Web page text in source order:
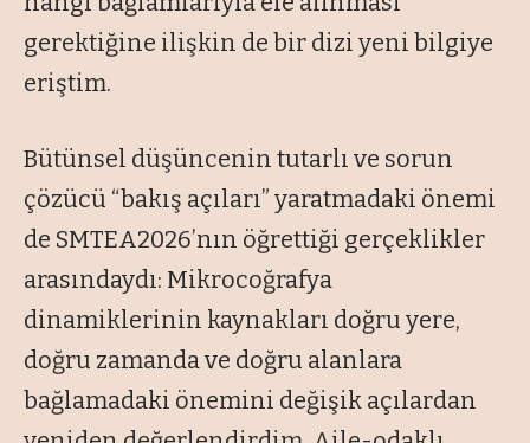
gerektiğine ilişkin de bir dizi yeni bilgiye
eriştim.
Bütünsel düşüncenin tutarlı ve sorun
çözücü “bakış açıları” yaratmadaki önemi
de SMTEA2026’nın öğrettiği gerçeklikler
arasındaydı: Mikrocoğrafya
dinamiklerinin kaynakları doğru yere,
doğru zamanda ve doğru alanlara
bağlamadaki önemini değişik açılardan